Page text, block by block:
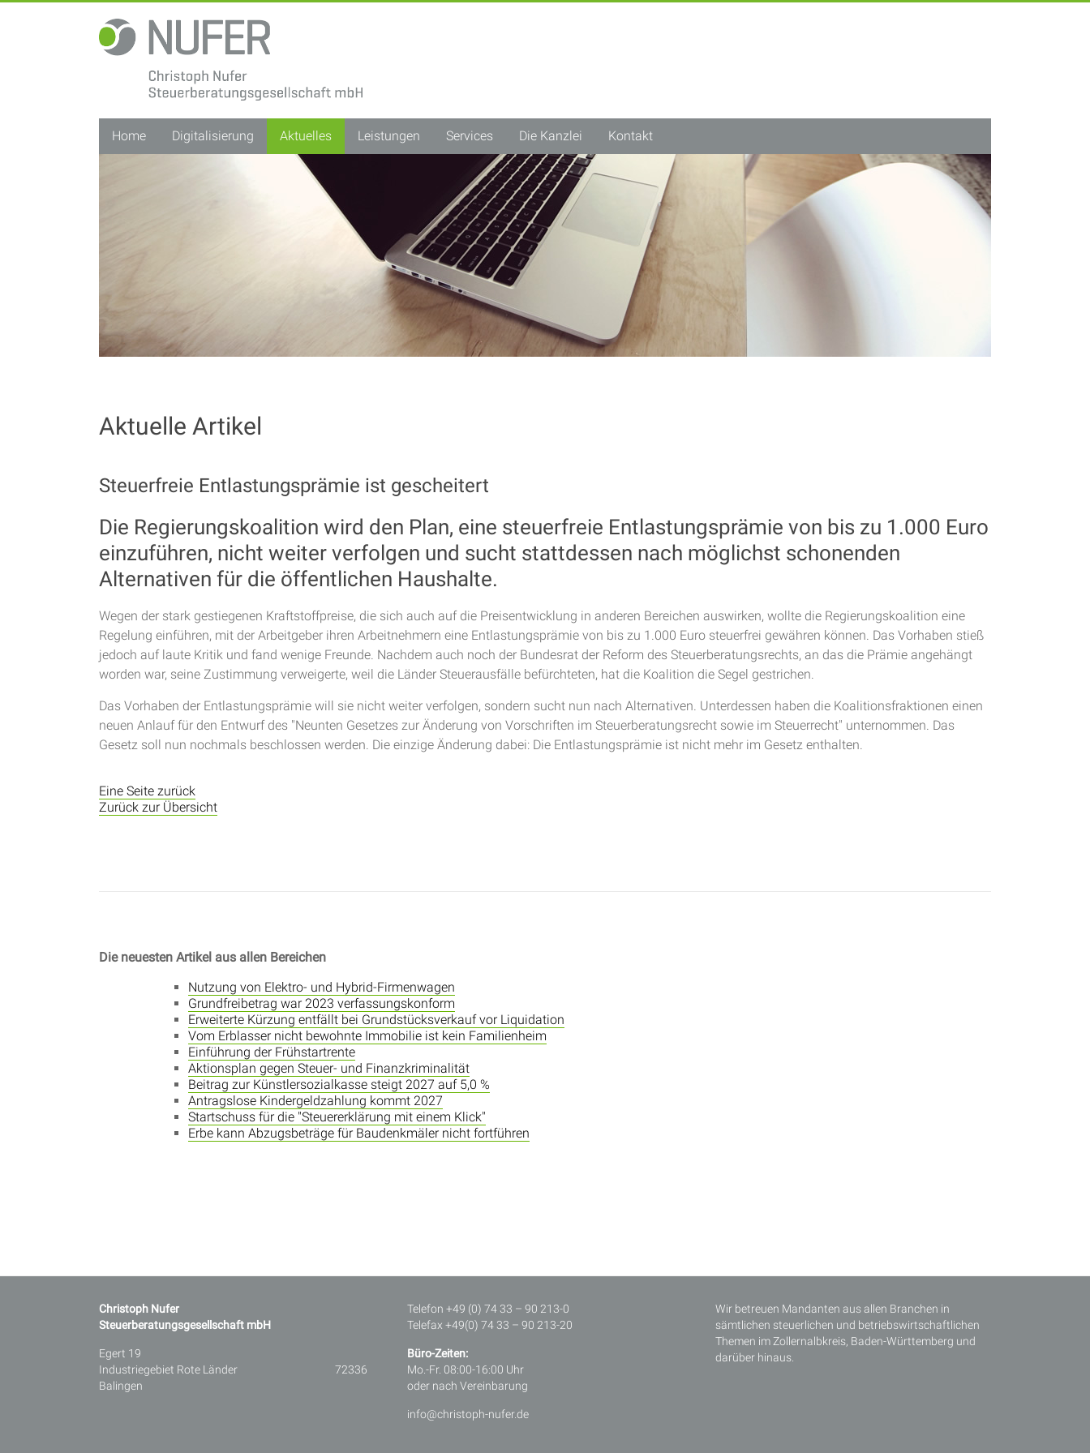
Christoph
Nufer
Steuerberatungsgesellschaft
mbH
Home
Digitalisierung Aktuelles Leistungen Services Die Kanzlei Kontakt
Aktuelle Artikel
Steuerfreie Entlastungsprämie ist gescheitert
Die Regierungskoalition wird den Plan, eine steuerfreie Entlastungsprämie von bis zu 1.000 Euro
einzuführen, nicht weiter verfolgen und sucht stattdessen nach möglichst schonenden
Alternativen für die öffentlichen Haushalte.
Wegen der stark gestiegenen Kraftstoffpreise, die sich auch auf die Preisentwicklung in anderen Bereichen auswirken, wollte die Regierungskoalition eine
Regelung einführen, mit der Arbeitgeber ihren Arbeitnehmern eine Entlastungsprämie von bis zu 1.000 Euro steuerfrei gewähren können. Das Vorhaben stieß
jedoch auf laute Kritik und fand wenige Freunde. Nachdem auch noch der Bundesrat der Reform des Steuerberatungsrechts, an das die Prämie angehängt
worden war, seine Zustimmung verweigerte, weil die Länder Steuerausfälle befürchteten, hat die Koalition die Segel gestrichen.
Das Vorhaben der Entlastungsprämie will sie nicht weiter verfolgen, sondern sucht nun nach Alternativen. Unterdessen haben die Koalitionsfraktionen einen
neuen Anlauf für den Entwurf des "Neunten Gesetzes zur Änderung von Vorschriften im Steuerberatungsrecht sowie im Steuerrecht" unternommen. Das
Gesetz soll nun nochmals beschlossen werden. Die einzige Änderung dabei: Die Entlastungsprämie ist nicht mehr im Gesetz enthalten.
Eine Seite zurück
Zurück zur Übersicht
Die neuesten Artikel aus allen Bereichen
Nutzung von Elektro- und Hybrid-Firmenwagen
Grundfreibetrag war 2023 verfassungskonform
Erweiterte Kürzung entfällt bei Grundstücksverkauf vor Liquidation
Vom Erblasser nicht bewohnte Immobilie ist kein Familienheim
Einführung der Frühstartrente
Aktionsplan gegen Steuer- und Finanzkriminalität
Beitrag zur Künstlersozialkasse steigt 2027 auf 5,0 %
Antragslose Kindergeldzahlung kommt 2027
Startschuss für die "Steuererklärung mit einem Klick"
Erbe kann Abzugsbeträge für Baudenkmäler nicht fortführen
Christoph Nufer
Steuerberatungsgesellschaft mbH
Egert 19
Industriegebiet Rote Länder 72336
Balingen
Telefon +49 (0) 74 33 – 90 213-0
Telefax +49(0) 74 33 – 90 213-20
Büro-Zeiten:
Mo.-Fr. 08:00-16:00 Uhr
oder nach Vereinbarung
info@christoph-nufer.de
Wir betreuen Mandanten aus allen Branchen in
sämtlichen steuerlichen und betriebswirtschaftlichen
Themen im Zollernalbkreis, Baden-Württemberg und
darüber hinaus.